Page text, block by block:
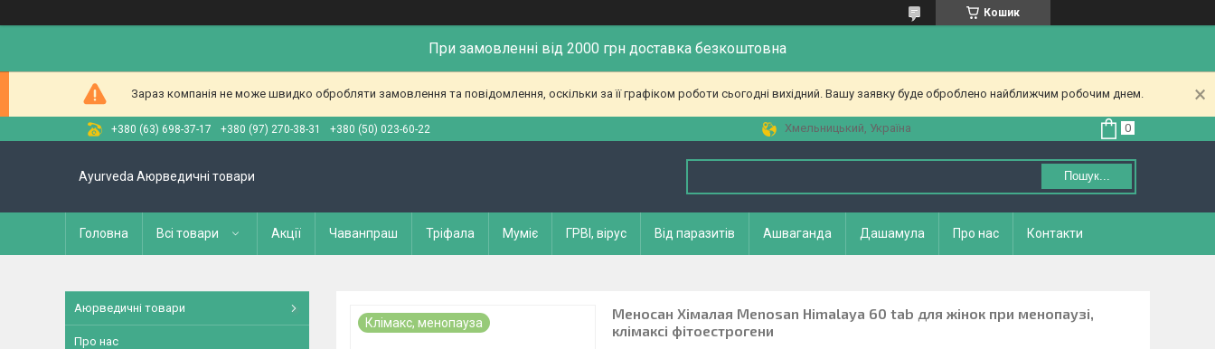
Кошик
При замовленні від 2000 грн доставка безкоштовна
Зараз компанія не може швидко обробляти замовлення та повідомлення, оскільки за її графіком роботи сьогодні вихідний. Вашу заявку буде оброблено найближчим робочим днем.
+380 (63) 698-37-17 +380 (97) 270-38-31 +380 (50) 023-60-22 Хмельницький, Україна
Ayurveda Аюрведичні товари Пошук...
Головна Всі товари Акції Чаванпраш Тріфала Муміє ГРВІ, вірус Від паразитів Ашваганда Дашамула Про нас Контакти
Клімакс, менопауза
Меносан Хімалая Menosan Himalaya 60 tab для жінок при менопаузі,
клімаксі фітоестрогени
Аюрведичні товари
Про нас